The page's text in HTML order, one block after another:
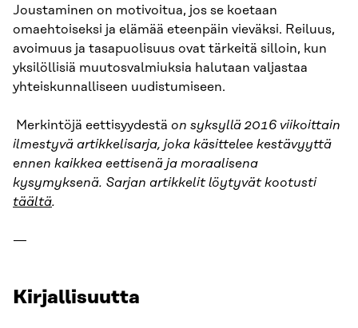
Joustaminen on motivoitua, jos se koetaan
omaehtoiseksi ja elämää eteenpäin vieväksi. Reiluus,
avoimuus ja tasapuolisuus ovat tärkeitä silloin, kun
yksilöllisiä muutosvalmiuksia halutaan valjastaa
yhteiskunnalliseen uudistumiseen.
Merkintöjä eettisyydestä on syksyllä 2016 viikoittain
ilmestyvä artikkelisarja, joka käsittelee kestävyyttä
ennen kaikkea eettisenä ja moraalisena
kysymyksenä. Sarjan artikkelit löytyvät kootusti
täältä.
—
Kirjallisuutta